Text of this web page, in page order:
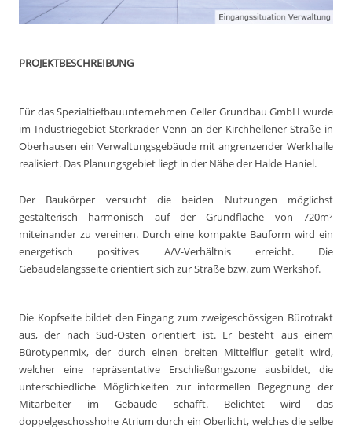
PROJEKTBESCHREIBUNG
Für das Spezialtiefbauunternehmen Celler Grundbau GmbH wurde
im Industriegebiet Sterkrader Venn an der Kirchhellener Straße in
Oberhausen ein Verwaltungsgebäude mit angrenzender Werkhalle
realisiert. Das Planungsgebiet liegt in der Nähe der Halde Haniel.
Der Baukörper versucht die beiden Nutzungen möglichst
gestalterisch harmonisch auf der Grundfläche von 720m²
miteinander zu vereinen. Durch eine kompakte Bauform wird ein
energetisch positives A/V-Verhältnis erreicht. Die
Gebäudelängsseite orientiert sich zur Straße bzw. zum Werkshof.
Die Kopfseite bildet den Eingang zum zweigeschössigen Bürotrakt
aus, der nach Süd-Osten orientiert ist. Er besteht aus einem
Bürotypenmix, der durch einen breiten Mittelflur geteilt wird,
welcher eine repräsentative Erschließungszone ausbildet, die
unterschiedliche Möglichkeiten zur informellen Begegnung der
Mitarbeiter im Gebäude schafft. Belichtet wird das
doppelgeschosshohe Atrium durch ein Oberlicht, welches die selbe